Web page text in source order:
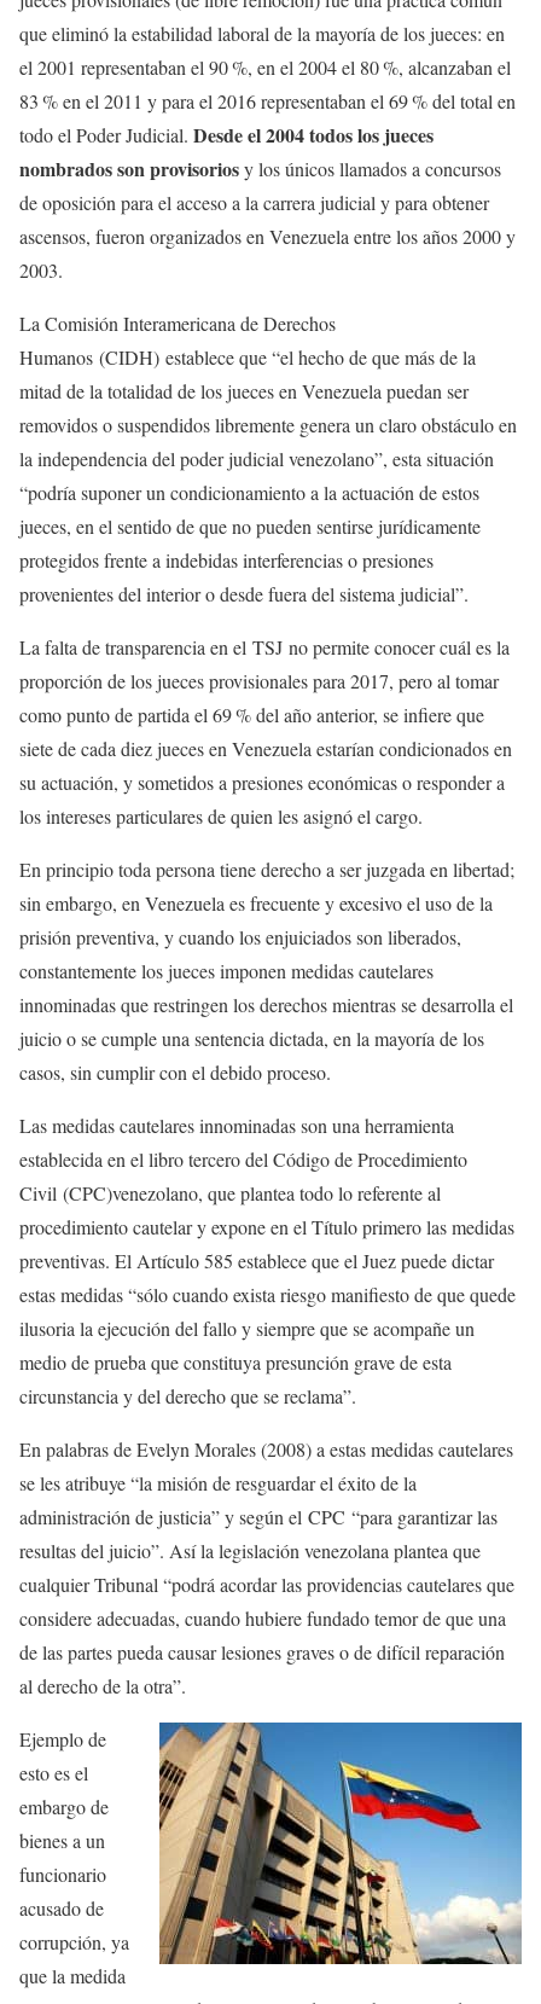
que eliminó la estabilidad laboral de la mayoría de los jueces: en
el 2001 representaban el 90 %, en el 2004 el 80 %, alcanzaban el
83 % en el 2011 y para el 2016 representaban el 69 % del total en
todo el Poder Judicial. Desde el 2004 todos los jueces
nombrados son provisoriosy los únicos llamados a concursos
de oposición para el acceso a la carrera judicial y para obtener
ascensos, fueron organizados en Venezuela entre los años 2000 y
2003.
La Comisión Interamericana de Derechos
Humanos (CIDH) establece que “el hecho de que más de la
mitad de la totalidad de los jueces en Venezuela puedan ser
removidos o suspendidos libremente genera un claro obstáculo en
la independencia del poder judicial venezolano”, esta situación
“podría suponer un condicionamiento a la actuación de estos
jueces, en el sentido de que no pueden sentirse jurídicamente
protegidos frente a indebidas interferencias o presiones
provenientes del interior o desde fuera del sistema judicial”.
La falta de transparencia en el TSJ no permite conocer cuál es la
proporción de los jueces provisionales para 2017, pero al tomar
como punto de partida el 69 % del año anterior, se infiere que
siete de cada diez jueces en Venezuela estarían condicionados en
su actuación, y sometidos a presiones económicas o responder a
los intereses particulares de quien les asignó el cargo.
En principio toda persona tiene derecho a ser juzgada en libertad;
sin embargo, en Venezuela es frecuente y excesivo el uso de la
prisión preventiva, y cuando los enjuiciados son liberados,
constantemente los jueces imponen medidas cautelares
innominadas que restringen los derechos mientras se desarrolla el
juicio o se cumple una sentencia dictada, en la mayoría de los
casos, sin cumplir con el debido proceso.
Las medidas cautelares innominadas son una herramienta
establecida en el libro tercero del Código de Procedimiento
Civil (CPC)venezolano, que plantea todo lo referente al
procedimiento cautelar y expone en el Título primero las medidas
preventivas. El Artículo 585 establece que el Juez puede dictar
estas medidas “sólo cuando exista riesgo manifiesto de que quede
ilusoria la ejecución del fallo y siempre que se acompañe un
medio de prueba que constituya presunción grave de esta
circunstancia y del derecho que se reclama”.
En palabras de Evelyn Morales (2008) a estas medidas cautelares
se les atribuye “la misión de resguardar el éxito de la
administración de justicia” y según el CPC “para garantizar las
resultas del juicio”. Así la legislación venezolana plantea que
cualquier Tribunal “podrá acordar las providencias cautelares que
considere adecuadas, cuando hubiere fundado temor de que una
de las partes pueda causar lesiones graves o de difícil reparación
al derecho de la otra”.
Ejemplo de
esto es el
embargo de
bienes a un
funcionario
acusado de
corrupción, ya
que la medida